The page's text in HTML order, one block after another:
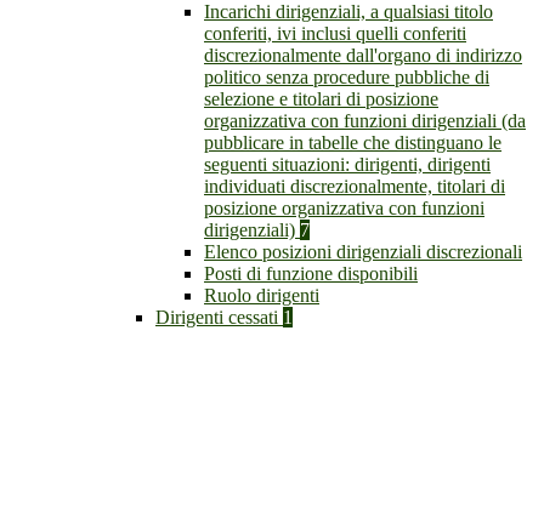
Incarichi dirigenziali, a qualsiasi titolo
conferiti, ivi inclusi quelli conferiti
discrezionalmente dall'organo di indirizzo
politico senza procedure pubbliche di
selezione e titolari di posizione
organizzativa con funzioni dirigenziali (da
pubblicare in tabelle che distinguano le
seguenti situazioni: dirigenti, dirigenti
individuati discrezionalmente, titolari di
posizione organizzativa con funzioni
dirigenziali) 7
Elenco posizioni dirigenziali discrezionali
Posti di funzione disponibili
Ruolo dirigenti
Dirigenti cessati 1